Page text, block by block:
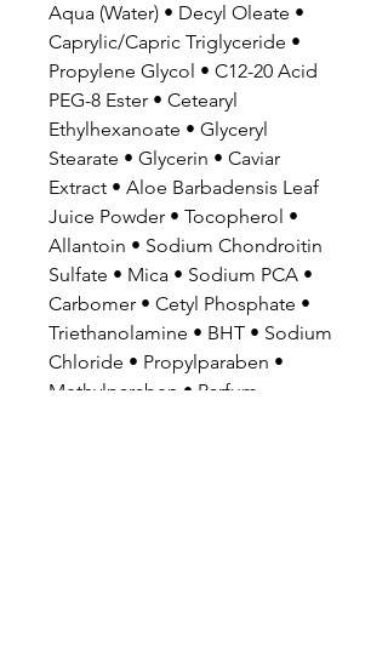
Aqua (Water) • Decyl Oleate •
Caprylic/Capric Triglyceride •
Propylene Glycol • C12-20 Acid
PEG-8 Ester • Cetearyl
Ethylhexanoate • Glyceryl
Stearate • Glycerin • Caviar
Extract • Aloe Barbadensis Leaf
Juice Powder • Tocopherol •
Allantoin • Sodium Chondroitin
Sulfate • Mica • Sodium PCA •
Carbomer • Cetyl Phosphate •
Triethanolamine • BHT • Sodium
Chloride • Propylparaben •
Methylparaben • Parfum